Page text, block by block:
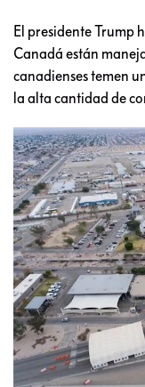
El presidente Trump
Canadá están
canadienses temen
la alta cantidad de